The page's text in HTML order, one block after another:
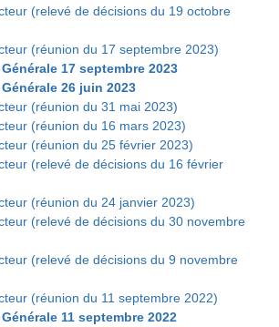
(relevé de décisions du 19 octobre
(réunion du 17 septembre 2023)
17 septembre 2023
26 juin 2023
(réunion du 31 mai 2023)
(réunion du 16 mars 2023)
(réunion du 25 février 2023)
(relevé de décisions du 16 février
(réunion du 24 janvier 2023)
(relevé de décisions du 30 novembre
(relevé de décisions du 9 novembre
(réunion du 11 septembre 2022)
11 septembre 2022